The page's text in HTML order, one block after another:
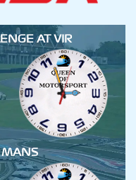
AT VIR
MANS